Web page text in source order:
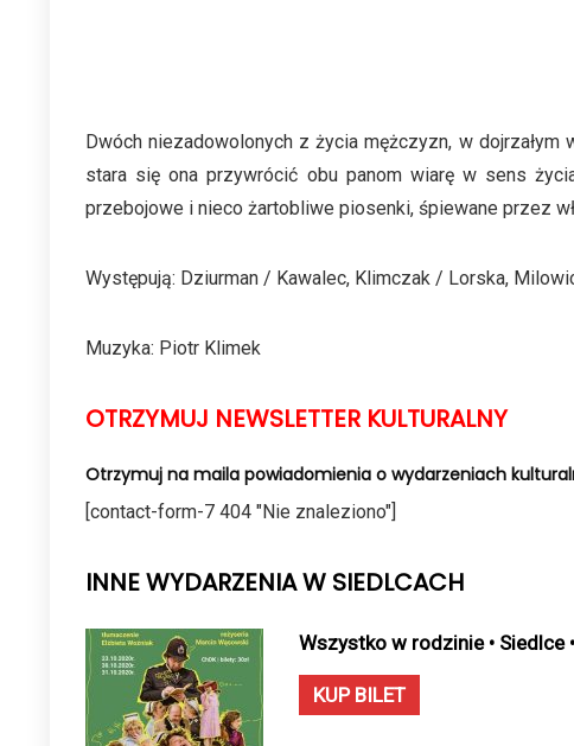
Dwóch niezadowolonych z życia mężczyzn, w
stara się ona przywrócić obu panom wiarę w sens
przebojowe i nieco żartobliwe piosenki, śpiewane przez
Występują: Dziurman / Kawalec, Klimczak / Lorska,
Muzyka: Piotr Klimek
OTRZYMUJ NEWSLETTER KULTURALNY
Otrzymuj na maila powiadomienia o wydarzeniach
[contact-form-7 404 "Nie znaleziono"]
INNE WYDARZENIA W SIEDLCACH
Wszystko w rodzinie • Siedlce
KUP BILET